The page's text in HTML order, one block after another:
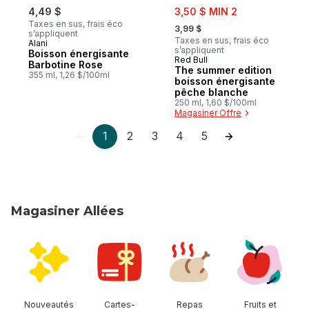
4,49 $
Taxes en sus, frais éco
s’appliquent
Alani
Boisson énergisante
Barbotine Rose
355 ml, 1,26 $/100ml
sale:
3,50 $ MIN 2
, formerly:
3,99 $
Taxes en sus, frais éco
s’appliquent
Red Bull
The summer edition
boisson énergisante
pêche blanche
250 ml, 1,60 $/100ml
Magasiner Offre
1 2 3 4 5
Magasiner Allées
Nouveautés
Cartes-
Repas
Fruits et